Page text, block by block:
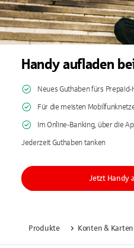
Handy aufladen
Neues Guthaben fürs Prepaid-
Für die meisten
Im Online-Banking, über die
Jederzeit Guthaben tanken
Jetzt Handy
Produkte Konten & Karten